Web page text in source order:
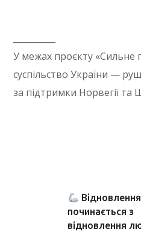
У межах проєкту «Сильне
суспільство України —
за підтримки Норвегії та
починається з
відновлення